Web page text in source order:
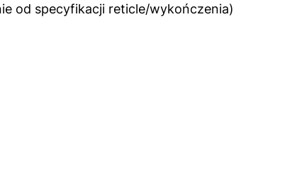
od specyfikacji reticle/wykończenia)